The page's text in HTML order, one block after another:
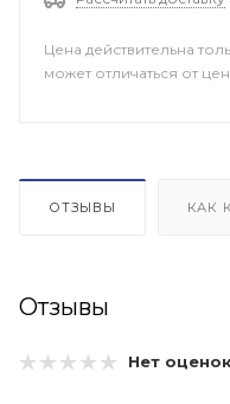
Цена действительна
может отличаться от
ОТЗЫВЫ КАК
Отзывы
Нет